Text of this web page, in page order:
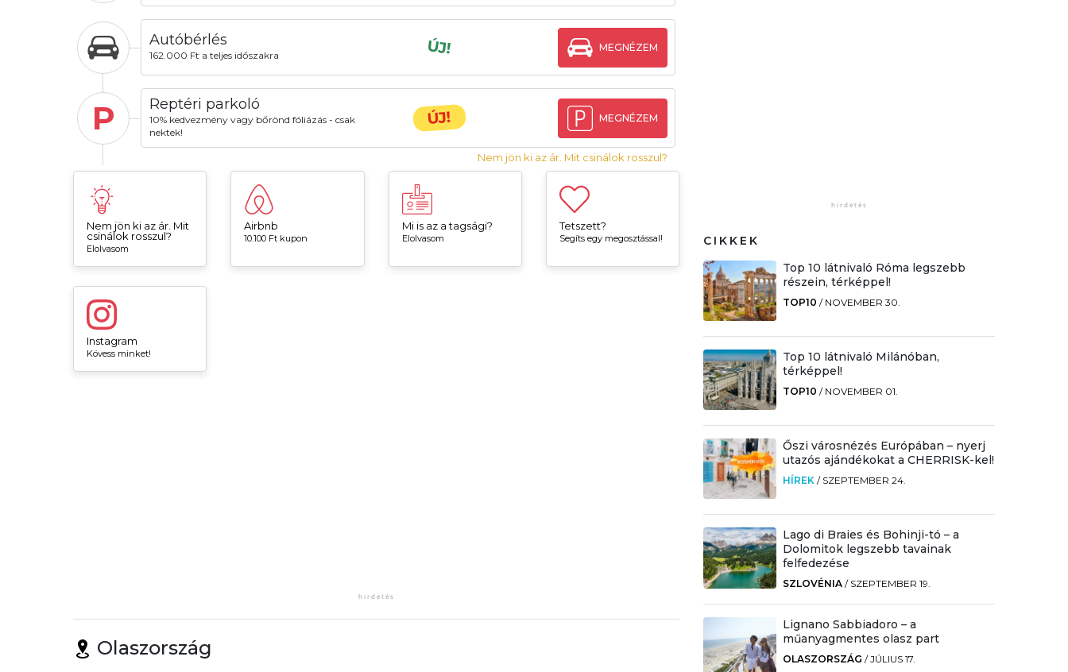
Autóbérlés
162.000 Ft a teljes időszakra ÚJ! MEGNÉZEM
P Reptéri parkoló
10% kedvezmény vagy bőrönd fóliázás - csak
nektek!
ÚJ! MEGNÉZEM
Nem jön ki az ár. Mit csinálok rosszul?
Nem jön ki az ár. Mit
csinálok rosszul?
Elolvasom
Airbnb
10.100 Ft kupon
Mi is az a tagsági?
Elolvasom
Tetszett?
Segíts egy megosztással!
Instagram
Kövess minket!
Olaszország
CIKKEK
Top 10 látnivaló Róma legszebb
részein, térképpel!
TOP10 / NOVEMBER 30.
Top 10 látnivaló Milánóban,
térképpel!
TOP10 / NOVEMBER 01.
Őszi városnézés Európában – nyerj
utazós ajándékokat a CHERRISK-kel!
HÍREK / SZEPTEMBER 24.
Lago di Braies és Bohinji-tó – a
Dolomitok legszebb tavainak
felfedezése
SZLOVÉNIA / SZEPTEMBER 19.
Lignano Sabbiadoro – a
műanyagmentes olasz part
OLASZORSZÁG /JÚLIUS 17.